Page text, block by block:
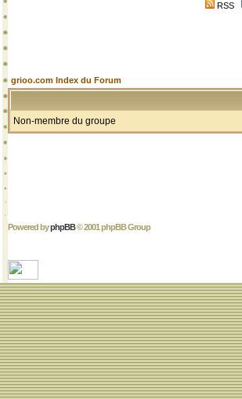
RSS
grioo.com Index du Forum
Non-membre du groupe
Powered byphpBB© 2001 phpBB Group